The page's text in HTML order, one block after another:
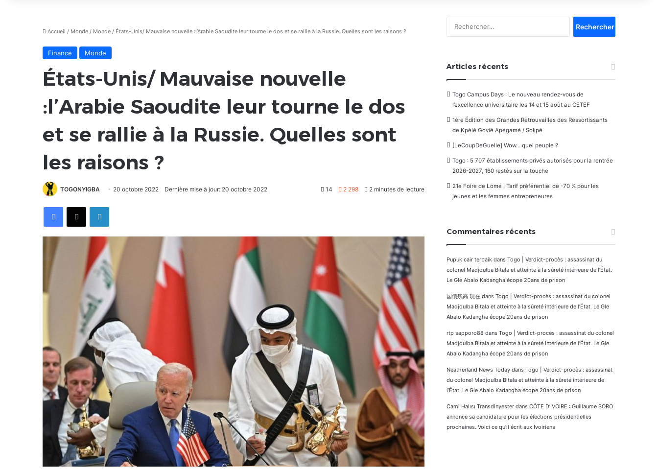
Accueil / Monde / Monde / États-Unis/ Mauvaise nouvelle :l’Arabie Saoudite leur tourne le dos et se rallie à la Russie. Quelles sont les raisons ?
Finance Monde
États-Unis/ Mauvaise nouvelle
:l’Arabie Saoudite leur tourne le dos
et se rallie à la Russie. Quelles sont
les raisons ?
TOGONYIGBA 20 octobre 2022 Dernière mise à jour: 20 octobre 2022 14 2 298 2 minutes de lecture
FacebookX Linkedin
Articles récents
Togo Campus Days : Le nouveau rendez-vous de
l’excellence universitaire les 14 et 15 août au CETEF
1ère Édition des Grandes Retrouvailles des Ressortissants
de Kpélé Govié Apégamé / Sokpé
[LeCoupDeGuelle] Wow… quel peuple ?
Togo : 5 707 établissements privés autorisés pour la rentrée
2026-2027, 160 restés sur la touche
21e Foire de Lomé : Tarif préférentiel de -70 % pour les
jeunes et les femmes entrepreneures
Commentaires récents
Pupuk cair terbaik dans Togo | Verdict-procès : assassinat du
colonel Madjoulba Bitala et atteinte à la sûreté intérieure de l’État.
Le Gle Abalo Kadangha écope 20ans de prison
国債残高 現在 dans Togo | Verdict-procès : assassinat du colonel
Madjoulba Bitala et atteinte à la sûreté intérieure de l’État. Le Gle
Abalo Kadangha écope 20ans de prison
rtp sapporo88 dans Togo | Verdict-procès : assassinat du colonel
Madjoulba Bitala et atteinte à la sûreté intérieure de l’État. Le Gle
Abalo Kadangha écope 20ans de prison
Neatherland News Today dans Togo | Verdict-procès : assassinat
du colonel Madjoulba Bitala et atteinte à la sûreté intérieure de
l’État. Le Gle Abalo Kadangha écope 20ans de prison
Cami Halısı Transdinyester dans CÔTE D’IVOIRE : Guillaume SORO
annonce sa candidature pour les élections présidentielles
prochaines. Voici ce qu’il écrit aux Ivoiriens